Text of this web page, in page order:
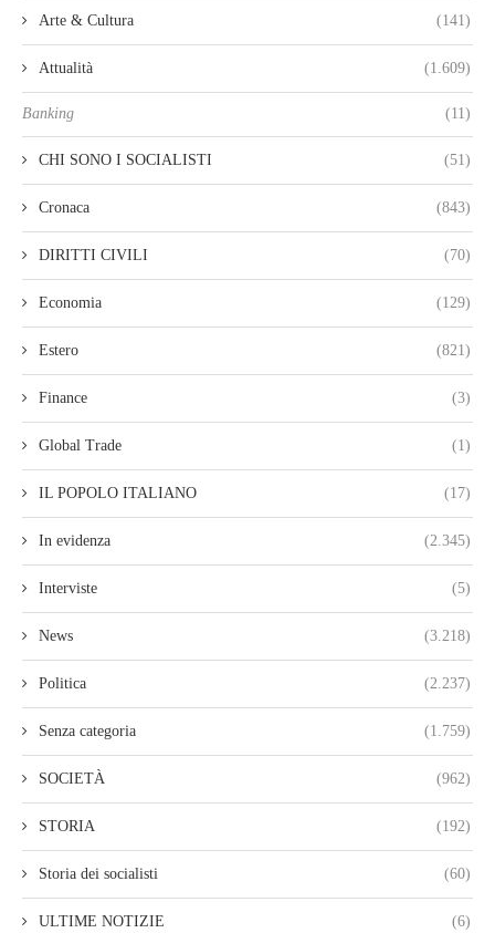
Arte & Cultura (141)
Attualità (1.609)
Banking (11)
CHI SONO I SOCIALISTI (51)
Cronaca (843)
DIRITTI CIVILI (70)
Economia (129)
Estero (821)
Finance (3)
Global Trade (1)
IL POPOLO ITALIANO (17)
In evidenza (2.345)
Interviste (5)
News (3.218)
Politica (2.237)
Senza categoria (1.759)
SOCIETÀ (962)
STORIA (192)
Storia dei socialisti (60)
ULTIME NOTIZIE (6)